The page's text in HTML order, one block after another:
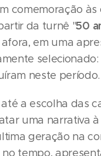
comemoração
da turnê "50
em uma
neste período.
a escolha das
uma narrativa
geração na
tempo,